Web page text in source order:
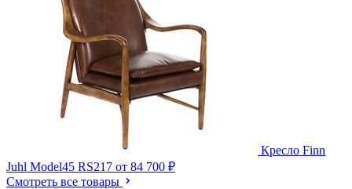
Кресло Finn
Juhl Model45 RS217 от 84 700 ₽
Смотреть все товары